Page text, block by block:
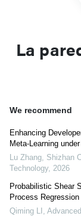
La
We recommend
Enhancing
Meta-Learning
Lu Zhang, Shizhan
Technology, 2026
Probabilistic Shear
Process
Qiming LI ,